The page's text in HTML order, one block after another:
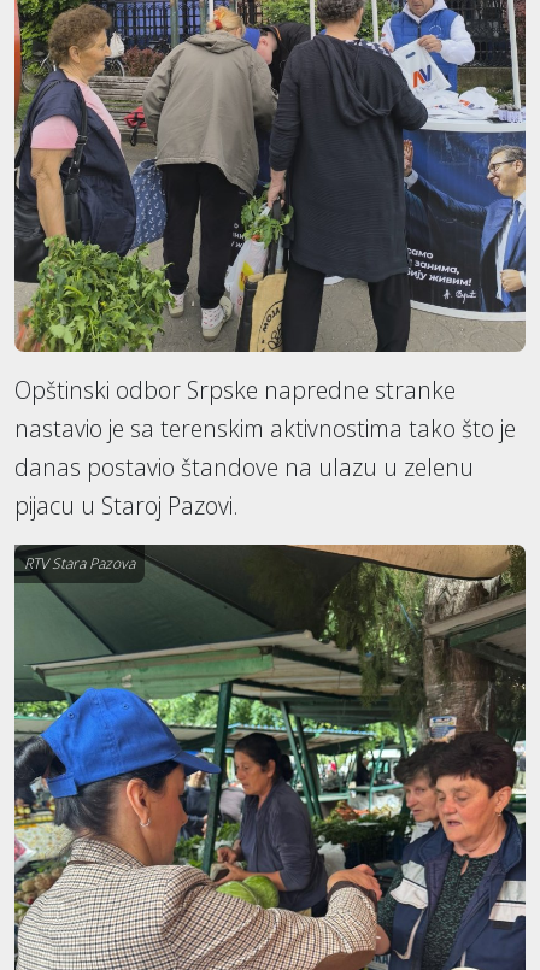
Opštinski odbor Srpske napredne stranke
nastavio je sa terenskim aktivnostima tako što je
danas postavio štandove na ulazu u zelenu
pijacu u Staroj Pazovi.
RTV Stara Pazova